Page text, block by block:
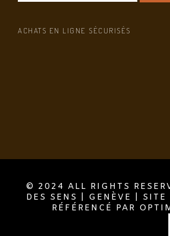
ACHATS EN LIGNE SÉCURISÉS
© 2024 ALL RIGHTS
DES SENS | GENÈVE | SITE
RÉFÉRENCÉ PAR